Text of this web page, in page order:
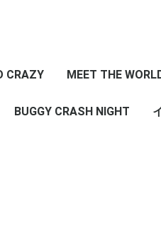
CRAZY MEET THE
BUGGY CRASH NIGHT